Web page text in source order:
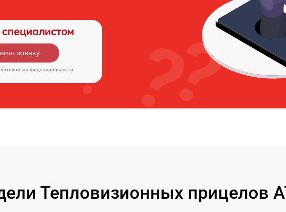
заявку
конфиденциальности
Тепловизионных прицелов